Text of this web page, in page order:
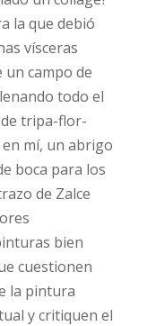
la que debió
vísceras
campo de
todo el
tripa-flor-
mí, un abrigo
boca para los
de Zalce
bien
cuestionen
la pintura
y critiquen el